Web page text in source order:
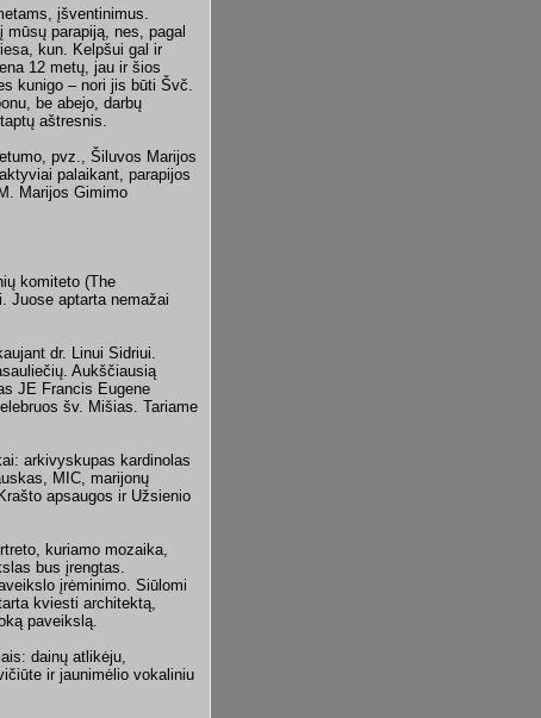
įšventinimus.
parapiją, nes, pagal
kun. Kelpšui gal ir
12 metų, jau ir šios
kunigo – nori jis būti Švč.
be abejo, darbų
aštresnis.
pvz., Šiluvos Marijos
palaikant, parapijos
Marijos Gimimo
komiteto (The
Juose aptarta nemažai
dr. Linui Sidriui.
Aukščiausią
JE Francis Eugene
šv. Mišias. Tariame
arkivyskupas kardinolas
MIC, marijonų
apsaugos ir Užsienio
kuriamo mozaika,
bus įrengtas.
įrėminimo. Siūlomi
kviesti architektą,
paveikslą.
dainų atlikėju,
ir jaunimėlio vokaliniu